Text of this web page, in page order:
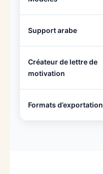
Support arabe
Créateur de lettre de
motivation
Formats d’exportation